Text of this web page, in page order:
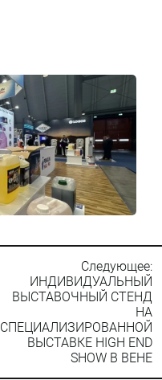
Следующее:
ИНДИВИДУАЛЬНЫЙ
ВЫСТАВОЧНЫЙ СТЕНД
НА
СПЕЦИАЛИЗИРОВАННОЙ
ВЫСТАВКЕ HIGH END
SHOW В ВЕНЕ